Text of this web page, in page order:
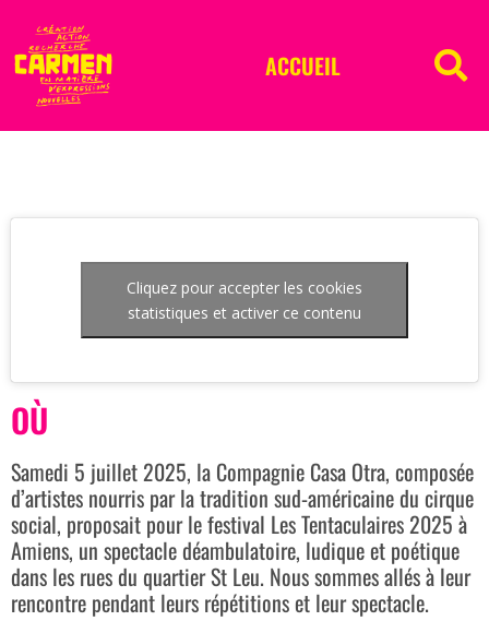
ACCUEIL
Cliquez pour accepter les cookies
statistiques et activer ce contenu
OÙ
Samedi 5 juillet 2025, la Compagnie Casa Otra, composée
d’artistes nourris par la tradition sud-américaine du cirque
social, proposait pour le festival Les Tentaculaires 2025 à
Amiens, un spectacle déambulatoire, ludique et poétique
dans les rues du quartier St Leu. Nous sommes allés à leur
rencontre pendant leurs répétitions et leur spectacle.